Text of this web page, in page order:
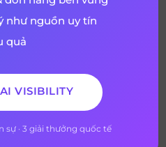
sau:
giá hiệu suất từ ​​khóa. Những
mức tăng lớn nhất trong
của từ khóa trong chiến lược
bao nhiêu nội dung có liên
như nguồn uy tín
quả
AI VISIBILITY
sự · 3 giải thưởng quốc tế